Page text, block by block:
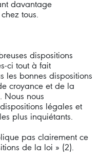
davantage
tous.
dispositions
ci tout à fait
les bonnes dispositions
croyance et de la
Nous nous
légales et
plus inquiétants.
pas clairement ce
de la loi » (2).